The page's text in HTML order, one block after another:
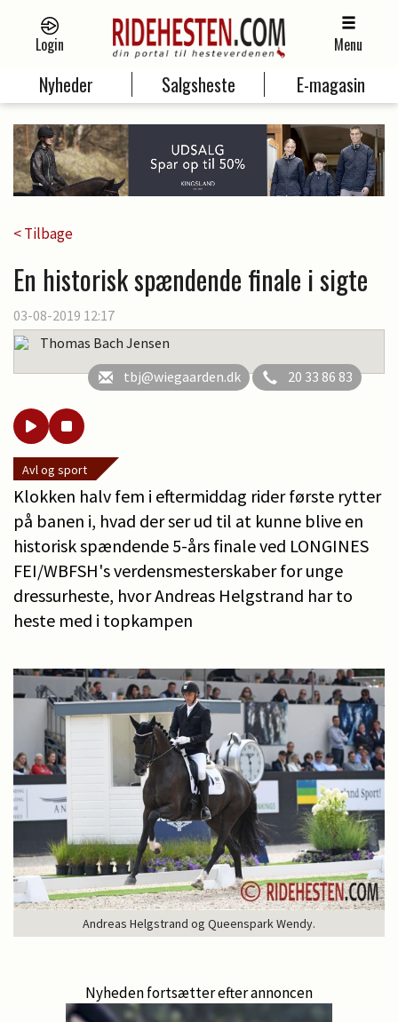
Login Menu
Nyheder Salgsheste E-magasin
< Tilbage
En historisk spændende finale i sigte
03-08-2019 12:17
Thomas Bach Jensen
tbj@wiegaarden.dk
20 33 86 83
Avl og sport
Klokken halv fem i eftermiddag rider første rytter
på banen i, hvad der ser ud til at kunne blive en
historisk spændende 5-års finale ved LONGINES
FEI/WBFSH's verdensmesterskaber for unge
dressurheste, hvor Andreas Helgstrand har to
heste med i topkampen
Andreas Helgstrand og Queenspark Wendy.
Nyheden fortsætter efter annoncen